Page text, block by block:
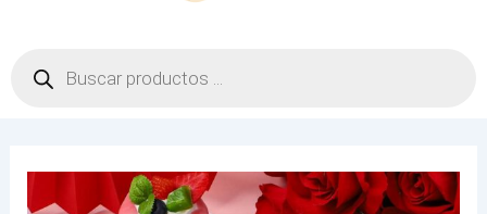
productos
corazones